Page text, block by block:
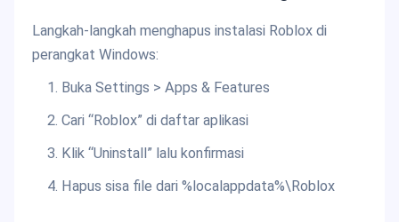
Langkah-langkah menghapus instalasi Roblox di
perangkat Windows:
Buka Settings > Apps & Features
Cari “Roblox” di daftar aplikasi
Klik “Uninstall” lalu konfirmasi
Hapus sisa file dari %localappdata%\Roblox